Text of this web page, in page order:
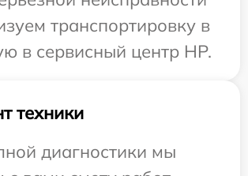
транспортировку в
в сервисный центр HP.
техники
диагностики мы